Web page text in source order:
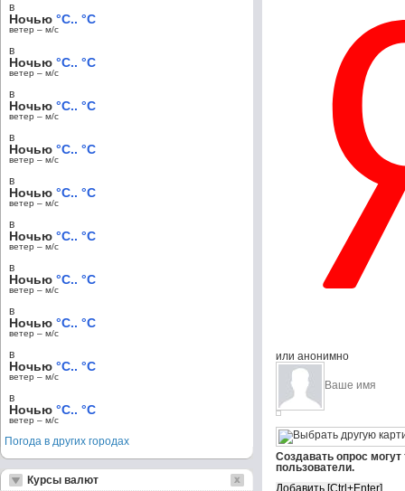
или анонимно
Создавать опрос
пользователи.
в
Ночью °C.. °C
ветер – м/c
в
Ночью °C.. °C
ветер – м/c
в
Ночью °C.. °C
ветер – м/c
в
Ночью °C.. °C
ветер – м/c
в
Ночью °C.. °C
ветер – м/c
в
Ночью °C.. °C
ветер – м/c
в
Ночью °C.. °C
ветер – м/c
в
Ночью °C.. °C
ветер – м/c
в
Ночью °C.. °C
ветер – м/c
в
Ночью °C.. °C
ветер – м/c
Погода в других городах
Курсы валют